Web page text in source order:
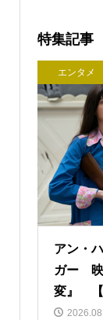
特集記事
エンタメ
アン・
ガー 映
変』 【